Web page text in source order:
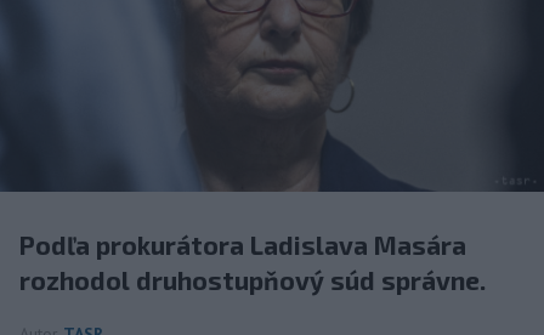
Podľa prokurátora Ladislava Masára
rozhodol druhostupňový súd správne.